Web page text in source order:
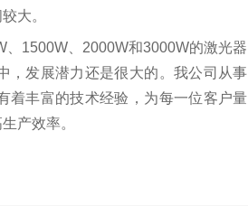
大。
1500W、2000W和3000W的激光器
，发展潜力还是很大的。我公司从事
着丰富的技术经验，为每一位客户量
产效率。